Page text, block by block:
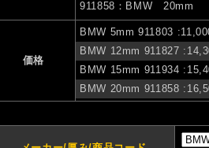
911858：BMW 20mm
価格
BMW 5mm 911803
BMW 12mm 911827
BMW 15mm 911934
BMW 20mm 911858